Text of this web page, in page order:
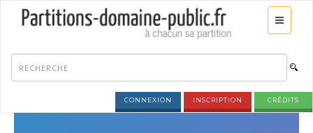
CONNEXION INSCRIPTION CRÉDITS